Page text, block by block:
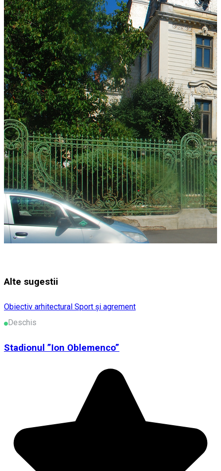
Alte sugestii
Obiectiv arhitectural Sport și agrement
Deschis
Stadionul ”Ion Oblemenco”